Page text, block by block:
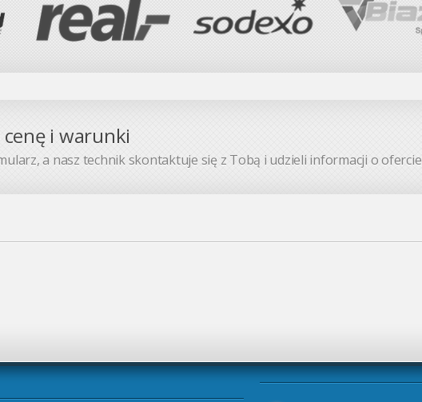
i warunki
a nasz technik skontaktuje się z Tobą i udzieli informacji o ofercie